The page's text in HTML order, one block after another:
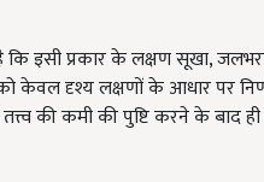
इसी प्रकार के लक्षण सूखा,
केवल दृश्य लक्षणों के आधार पर
की कमी की पुष्टि करने के बाद